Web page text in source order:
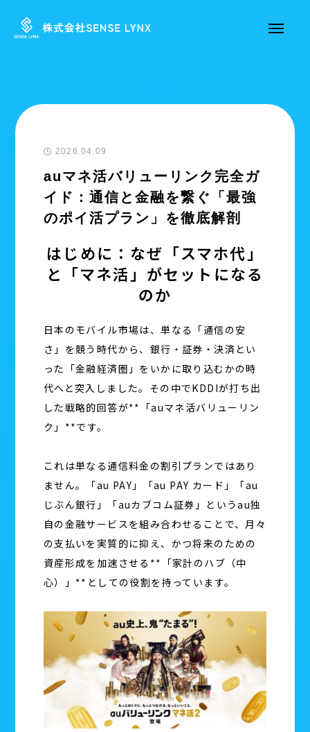
2026.04.09
auマネ活バリューリンク完全ガ
イド：通信と金融を繋ぐ「最強
のポイ活プラン」を徹底解剖
はじめに：なぜ「スマホ代」
と「マネ活」がセットになる
のか
日本のモバイル市場は、単なる「通信の安
さ」を競う時代から、銀行・証券・決済とい
った「金融経済圏」をいかに取り込むかの時
代へと突入しました。その中でKDDIが打ち出
した戦略的回答が**「auマネ活バリューリン
ク」**です。
これは単なる通信料金の割引プランではあり
ません。「au PAY」「au PAY カード」「au
じぶん銀行」「auカブコム証券」というau独
自の金融サービスを組み合わせることで、月々
の支払いを実質的に抑え、かつ将来のための
資産形成を加速させる**「家計のハブ（中
心）」**としての役割を持っています。